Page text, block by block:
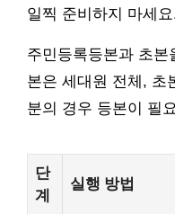
일찍 준비하지 마세
주민등록등본과 초
본은 세대원 전체, 초
분의 경우 등본이 필
단
계
실행 방법